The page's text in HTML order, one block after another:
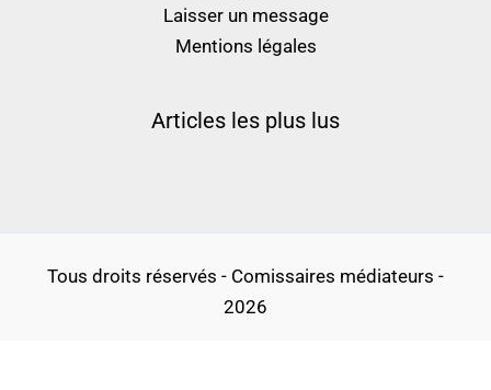
Laisser un message
Mentions légales
Articles les plus lus
Tous droits réservés - Comissaires médiateurs -
2026